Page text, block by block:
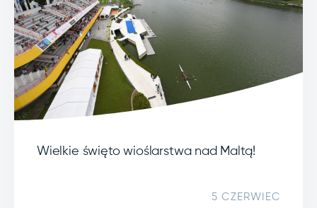
Wielkie święto wioślarstwa nad Maltą!
5 CZERWIEC